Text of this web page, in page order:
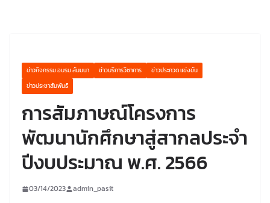
ข่าวกิจกรรม อบรม สัมมนา ข่าวบริการวิชาการ
ข่าวประกวด แข่งขัน
ข่าวประชาสัมพันธ์
การสัมภาษณ์โครงการ
พัฒนานักศึกษาสู่สากลประจำ
ปีงบประมาณ พ.ศ. 2566
03/14/2023 admin_pasit